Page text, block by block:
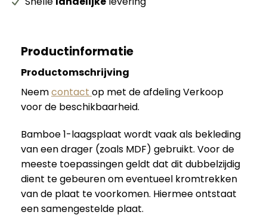
Productinformatie
Productomschrijving
Neemcontact op met de afdeling Verkoop
voor de beschikbaarheid.
Bamboe 1-laagsplaat wordt vaak als bekleding
van een drager (zoals MDF) gebruikt. Voor de
meeste toepassingen geldt dat dit dubbelzijdig
dient te gebeuren om eventueel kromtrekken
van de plaat te voorkomen. Hiermee ontstaat
een samengestelde plaat.